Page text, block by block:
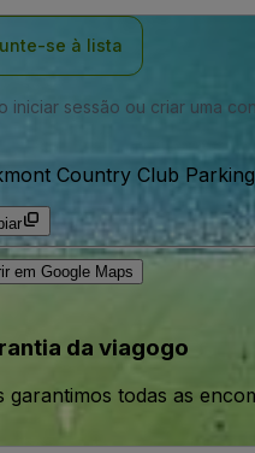
se à lista
iniciar sessão ou criar uma
Country Club
em Google Maps
da viagogo
garantimos todas as